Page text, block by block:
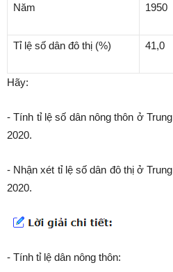
Năm 1950
Tỉ lệ số dân đô thị (%) 41,0
Hãy:
- Tính tỉ lệ số dân nông thôn ở
2020.
- Nhận xét tỉ lệ số dân đô thị ở
2020.
- Tính tỉ lệ dân nông thôn: